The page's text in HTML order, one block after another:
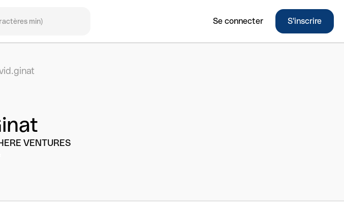
Se connecter S'inscrire
VENTURES